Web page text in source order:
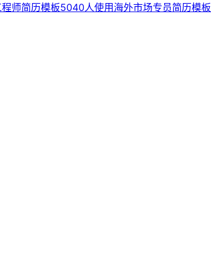
师简历模板5040人使用 海外市场专员简历模板